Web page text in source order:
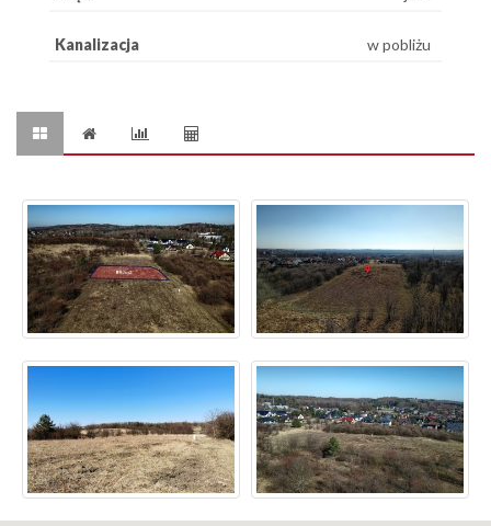
Kanalizacja w pobliżu